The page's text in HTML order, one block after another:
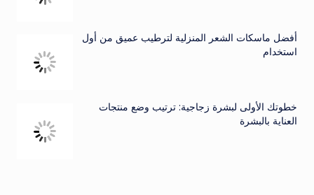
أفضل ماسكات الشعر المنزلية لترطيب عميق من أول
استخدام
خطوتك الأولى لبشرة زجاجية: ترتيب وضع منتجات
العناية بالبشرة